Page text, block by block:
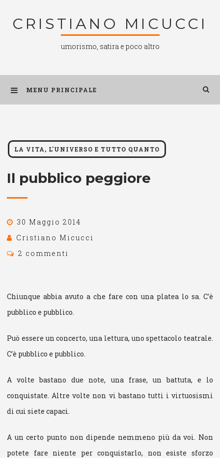
CRISTIANO MICUCCI
umorismo, satira e poco altro
MENU PRINCIPALE
LA VITA, L'UNIVERSO E TUTTO QUANTO
Il pubblico peggiore
30 Maggio 2014
Cristiano Micucci
2 commenti
Chiunque abbia avuto a che fare con una platea lo sa. C’è
pubblico e pubblico.
Può essere un concerto, una lettura, uno spettacolo teatrale.
C’è pubblico e pubblico.
A volte bastano due note, una frase, un battuta, e lo
conquistate. Altre volte non vi bastano tutti i virtuosismi
di cui siete capaci.
A un certo punto non dipende nemmeno più da voi. Non
potete fare niente per conquistarlo, non esiste sforzo